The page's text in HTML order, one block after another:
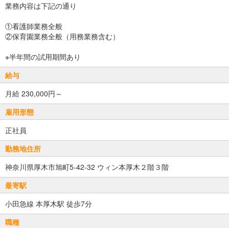
業務内容は下記の通り
①看護師業務全般
②保育園業務全般（用務業務含む）
※半年間の試用期間あり
給与
月給 230,000円～
雇用形態
正社員
勤務地住所
神奈川県厚木市旭町5-42-32 ウィン本厚木２階３階
最寄駅
小田急線 本厚木駅 徒歩7分
職種